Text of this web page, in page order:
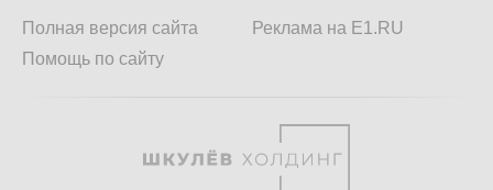
Полная версия сайта
Помощь по сайту
Реклама на E1.RU